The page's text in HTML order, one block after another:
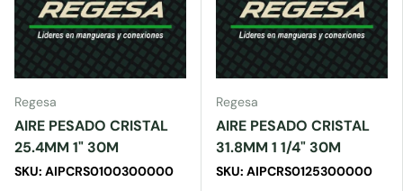
Regesa
AIRE PESADO CRISTAL
25.4MM 1" 30M
SKU: AIPCRS0100300000
Regesa
AIRE PESADO CRISTAL
31.8MM 1 1/4" 30M
SKU: AIPCRS0125300000